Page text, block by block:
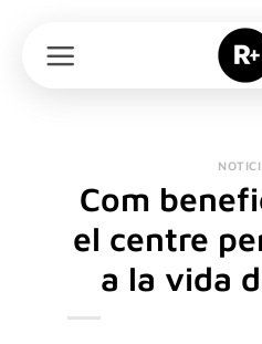
content
Com
el centre
a la vida